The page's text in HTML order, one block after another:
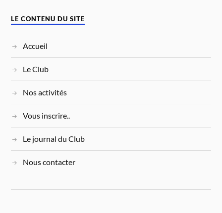
LE CONTENU DU SITE
Accueil
Le Club
Nos activités
Vous inscrire..
Le journal du Club
Nous contacter